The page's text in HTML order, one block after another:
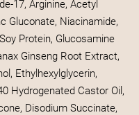
17, Arginine, Acetyl
Gluconate, Niacinamide,
Protein, Glucosamine
Ginseng Root Extract,
Ethylhexylglycerin,
Hydrogenated Castor Oil,
Disodium Succinate,